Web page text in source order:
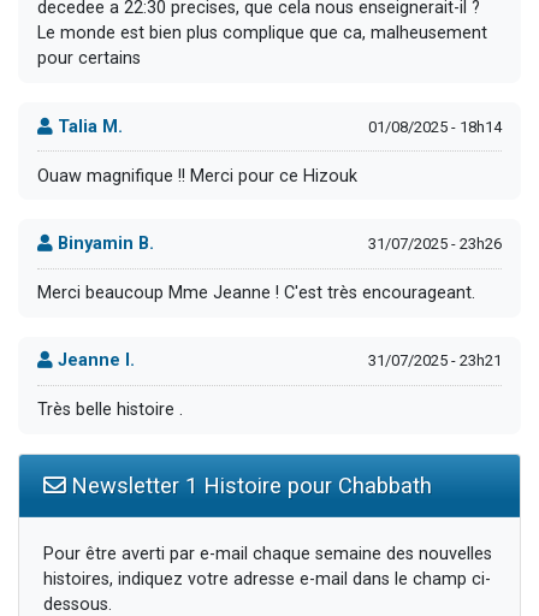
decedee a 22:30 precises, que cela nous enseignerait-il ?
Le monde est bien plus complique que ca, malheusement
pour certains
Talia M. 01/08/2025 - 18h14
Ouaw magnifique !! Merci pour ce Hizouk
Binyamin B. 31/07/2025 - 23h26
Merci beaucoup Mme Jeanne ! C'est très encourageant.
Jeanne I. 31/07/2025 - 23h21
Très belle histoire .
Newsletter 1 Histoire pour Chabbath
Pour être averti par e-mail chaque semaine des nouvelles
histoires, indiquez votre adresse e-mail dans le champ ci-
dessous.